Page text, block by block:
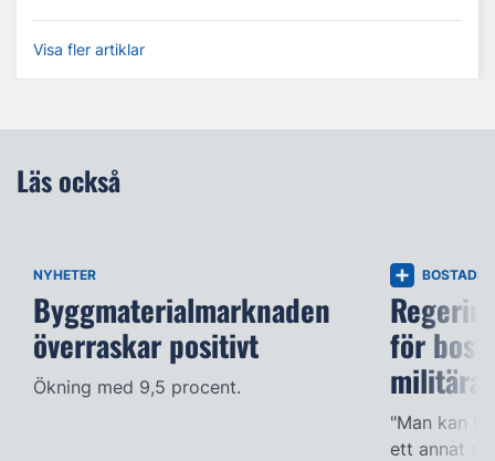
Visa fler artiklar
Läs också
NYHETER
Byggmaterialmarknaden
överraskar positivt
Ökning med 9,5 procent.
för
militära
"Man kan
ett annat